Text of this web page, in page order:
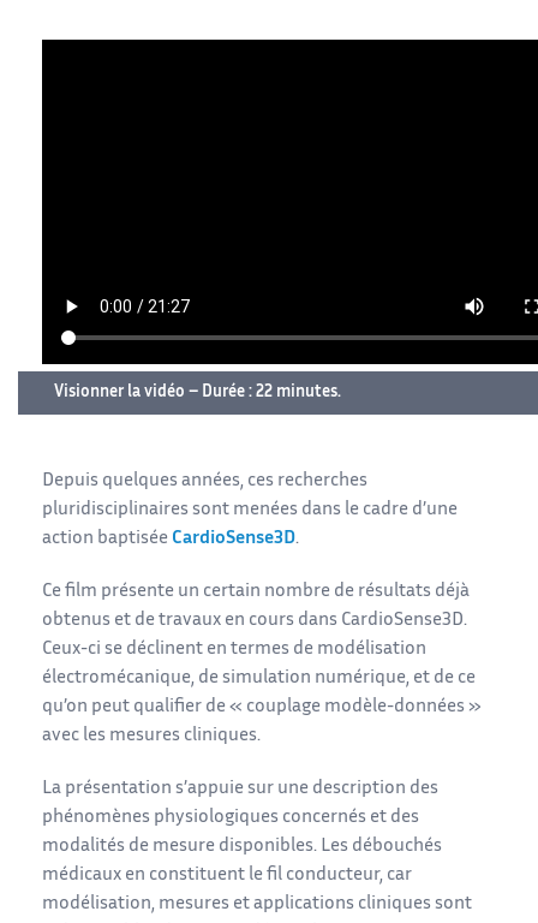
Visionner la vidéo – Durée : 22 minutes.
Depuis quelques années, ces recherches
pluridisciplinaires sont menées dans le cadre d’une
action baptisée CardioSense3D.
Ce film présente un certain nombre de résultats déjà
obtenus et de travaux en cours dans CardioSense3D.
Ceux-ci se déclinent en termes de modélisation
électromécanique, de simulation numérique, et de ce
qu’on peut qualifier de « couplage modèle-données »
avec les mesures cliniques.
La présentation s’appuie sur une description des
phénomènes physiologiques concernés et des
modalités de mesure disponibles. Les débouchés
médicaux en constituent le fil conducteur, car
modélisation, mesures et applications cliniques sont